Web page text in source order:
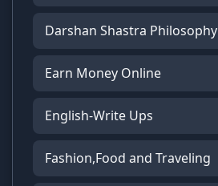
Darshan Shastra Philosophy
Earn Money Online
English-Write Ups
Fashion,Food and Traveling